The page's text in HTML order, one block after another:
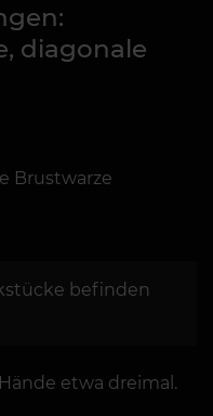
diagonale
Brustwarze
befinden
etwa dreimal.